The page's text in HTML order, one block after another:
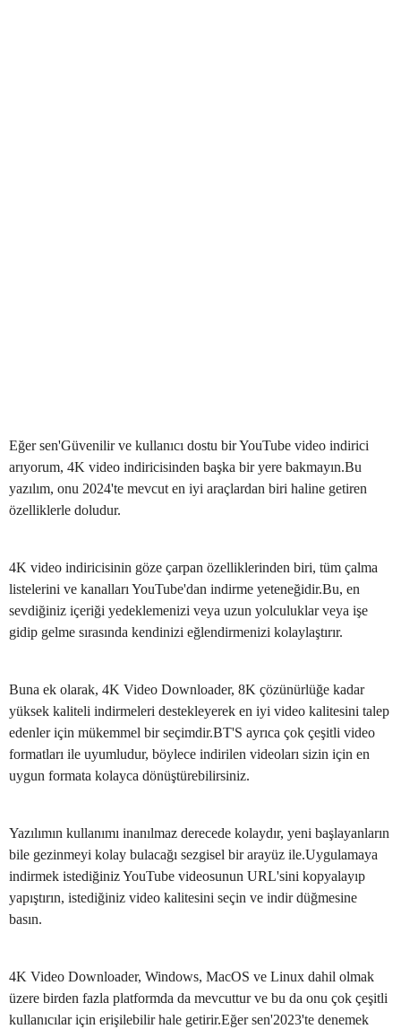
Eğer sen'Güvenilir ve kullanıcı dostu bir YouTube video indirici
arıyorum, 4K video indiricisinden başka bir yere bakmayın.Bu
yazılım, onu 2024'te mevcut en iyi araçlardan biri haline getiren
özelliklerle doludur.
4K video indiricisinin göze çarpan özelliklerinden biri, tüm çalma
listelerini ve kanalları YouTube'dan indirme yeteneğidir.Bu, en
sevdiğiniz içeriği yedeklemenizi veya uzun yolculuklar veya işe
gidip gelme sırasında kendinizi eğlendirmenizi kolaylaştırır.
Buna ek olarak, 4K Video Downloader, 8K çözünürlüğe kadar
yüksek kaliteli indirmeleri destekleyerek en iyi video kalitesini talep
edenler için mükemmel bir seçimdir.BT'S ayrıca çok çeşitli video
formatları ile uyumludur, böylece indirilen videoları sizin için en
uygun formata kolayca dönüştürebilirsiniz.
Yazılımın kullanımı inanılmaz derecede kolaydır, yeni başlayanların
bile gezinmeyi kolay bulacağı sezgisel bir arayüz ile.Uygulamaya
indirmek istediğiniz YouTube videosunun URL'sini kopyalayıp
yapıştırın, istediğiniz video kalitesini seçin ve indir düğmesine
basın.
4K Video Downloader, Windows, MacOS ve Linux dahil olmak
üzere birden fazla platformda da mevcuttur ve bu da onu çok çeşitli
kullanıcılar için erişilebilir hale getirir.Eğer sen'2023'te denemek